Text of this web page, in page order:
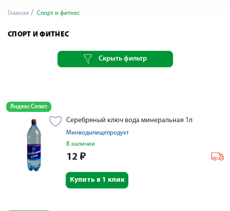
Главная Спорт и фитнес
СПОРТ И ФИТНЕС
Скрыть фильтр
Яндекс Сплит
Серебряный ключ вода минеральная 1л
Минводыпищепродукт
В наличии
12 ₽
Купить в 1 клик